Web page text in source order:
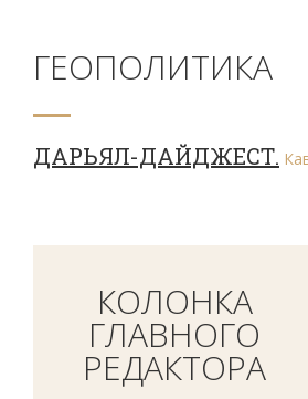
ГЕОПОЛИТИКА
ДАРЬЯЛ-ДАЙДЖЕСТ.
КОЛОНКА
ГЛАВНОГО
РЕДАКТОРА